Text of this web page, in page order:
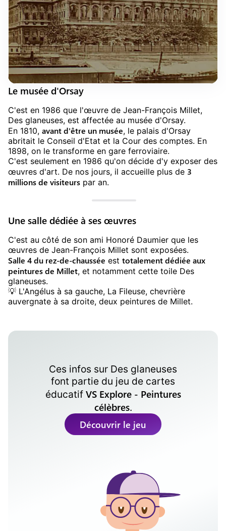
Le musée d'Orsay
C'est en 1986 que l'œuvre de Jean-François Millet,
Des glaneuses, est affectée au musée d'Orsay.
En 1810, avant d'être un musée, le palais d'Orsay
abritait le Conseil d'Etat et la Cour des comptes. En
1898, on le transforme en gare ferroviaire.
C'est seulement en 1986 qu'on décide d'y exposer des
œuvres d'art. De nos jours, il accueille plus de 3
millions de visiteurs par an.
Une salle dédiée à ses œuvres
C'est au côté de son ami Honoré Daumier que les
œuvres de Jean-François Millet sont exposées.
Salle 4 du rez-de-chaussée est totalement dédiée aux
peintures de Millet, et notamment cette toile Des
glaneuses.
💡️ L'Angélus à sa gauche, La Fileuse, chevrière
auvergnate à sa droite, deux peintures de Millet.
Ces infos sur Des glaneuses
font partie du jeu de cartes
éducatif VS Explore - Peintures
célèbres.
Découvrir le jeu